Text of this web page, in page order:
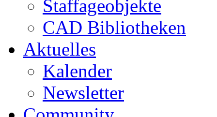
Staffageobjekte
CAD Bibliotheken
Aktuelles
Kalender
Newsletter